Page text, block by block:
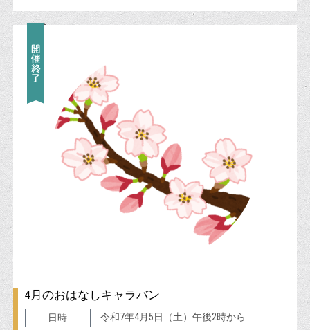
4月のおはなしキャラバン
日時 令和7年4月5日（土）午後2時から